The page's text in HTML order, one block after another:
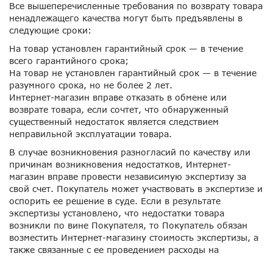
Все вышеперечисленные требования по возврату товара
ненадлежащего качества могут быть предъявлены в
следующие сроки:
На товар установлен гарантийный срок — в течение
всего гарантийного срока;
На товар не установлен гарантийный срок — в течение
разумного срока, но не более 2 лет.
Интернет-магазин вправе отказать в обмене или
возврате товара, если сочтет, что обнаруженный
существенный недостаток является следствием
неправильной эксплуатации товара.
В случае возникновения разногласий по качеству или
причинам возникновения недостатков, Интернет-
магазин вправе провести независимую экспертизу за
свой счет. Покупатель может участвовать в экспертизе и
оспорить ее решение в суде. Если в результате
экспертизы установлено, что недостатки товара
возникли по вине Покупателя, то Покупатель обязан
возместить Интернет-магазину стоимость экспертизы, а
также связанные с ее проведением расходы на